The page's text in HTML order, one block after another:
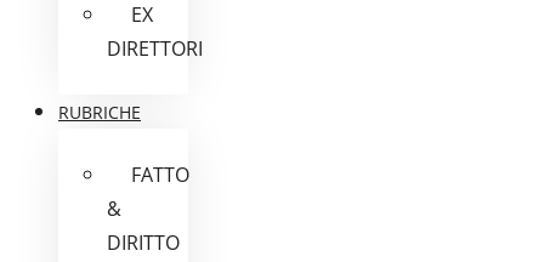
EX
DIRETTORI
RUBRICHE
FATTO
&
DIRITTO